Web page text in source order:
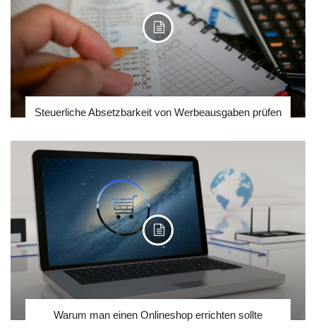
Steuerliche Absetzbarkeit von Werbeausgaben prüfen
Warum man einen Onlineshop errichten sollte